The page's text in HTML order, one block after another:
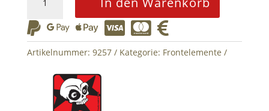
Panel
Shingle
-
Multicam
Menge
     
Artikelnummer: 9257 Kategorie: Frontelemente